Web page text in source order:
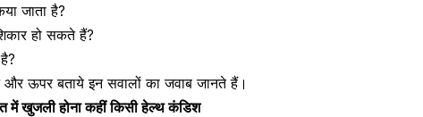
जाता है?
हो सकते हैं?
और ऊपर बताये इन सवालों का जवाब जानते हैं।
खुजली होना कहीं किसी हेल्थ कंडिश